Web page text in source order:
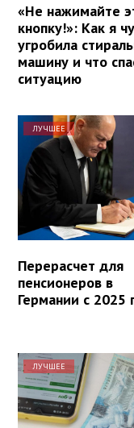
«Не нажимайте
кнопку!»: Как я
угробила
машину и что
ситуацию
ЛУЧШЕЕ
Перерасчет для
пенсионеров в
Германии с 2025
ЛУЧШЕЕ